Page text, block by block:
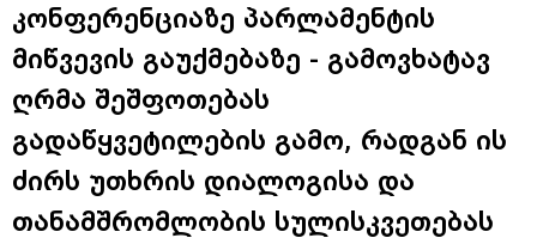
კონფერენციაზე პარლამენტის
მიწვევის გაუქმებაზე - გამოვხატავ
ღრმა შეშფოთებას
გადაწყვეტილების გამო, რადგან ის
ძირს უთხრის დიალოგისა და
თანამშრომლობის სულისკვეთებას